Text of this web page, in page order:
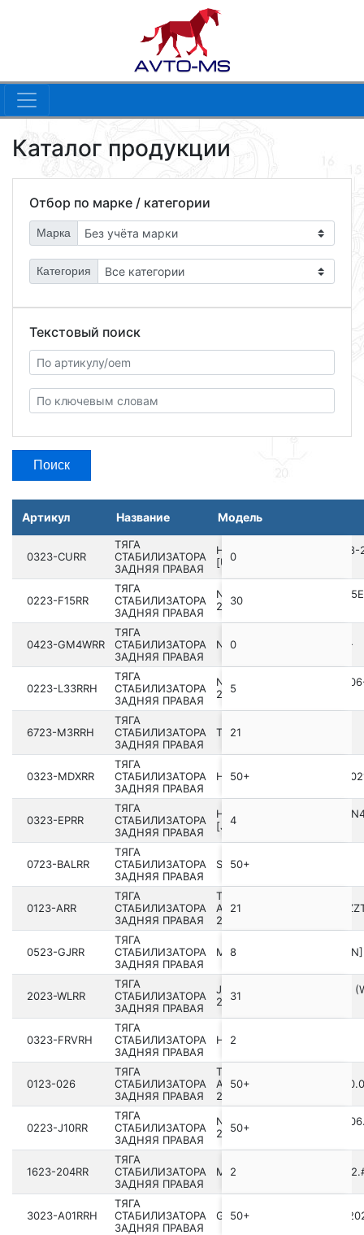
Каталог продукции
Отбор по марке / категории
Марка
Категория
Текстовый поиск
Поиск
Артикул Название Модель
0323-CURR
ТЯГА
СТАБИЛИЗАТОРА
ЗАДНЯЯ ПРАВАЯ
HONDA ACCORD CP2 2008­-
[US]
0
0223-F15RR
ТЯГА
СТАБИЛИЗАТОРА
ЗАДНЯЯ ПРАВАЯ
NISSAN JUKE UK MAKE F15E
2010.07- [ER]
30
0423-GM4WRR
ТЯГА
СТАБИЛИЗАТОРА
ЗАДНЯЯ ПРАВАЯ
NISSAN X-TRAIL T33 202­2-
0
0223-L33RRH
ТЯГА
СТАБИЛИЗАТОРА
ЗАДНЯЯ ПРАВАЯ
NISSAN ALTIMA L33
2018.10 [GL]
5
6723-M3RRH
ТЯГА
СТАБИЛИЗАТОРА
ЗАДНЯЯ ПРАВАЯ
TESLA MODEL 3
21
0323-MDXRR
ТЯГА
СТАБИЛИЗАТОРА
ЗАДНЯЯ ПРАВАЯ
HONDA PILOT YF6 2016­-
50+
0323-EPRR
ТЯГА
СТАБИЛИЗАТОРА
ЗАДНЯЯ ПРАВАЯ
HONDA STREAM ALMAS
[JP]
4
0723-BALRR
ТЯГА
СТАБИЛИЗАТОРА
ЗАДНЯЯ ПРАВАЯ
SUZUKI ESTEEM SY418-5
50+
0123-ARR
ТЯГА
СТАБИЛИЗАТОРА
ЗАДНЯЯ ПРАВАЯ
TOYOTA AVENSIS
2003.01-2008.11 [EU]
21
0523-GJRR
ТЯГА
СТАБИЛИЗАТОРА
ЗАДНЯЯ ПРАВАЯ
MAZDA CX-5 KE 2011- [GEN]
8
2023-WLRR
ТЯГА
СТАБИЛИЗАТОРА
ЗАДНЯЯ ПРАВАЯ
JEEP GRAND CHEROKEE V
2021-
31
0323-FRVRH
ТЯГА
СТАБИЛИЗАТОРА
ЗАДНЯЯ ПРАВАЯ
HONDA EDIX BE3 [JP]
2
0123-026
ТЯГА
СТАБИЛИЗАТОРА
ЗАДНЯЯ ПРАВАЯ
TOYOTA RAV4
ACA2#,CLA2#,ZCA2#
2005.11 [GR]
50+
0223-J10RR
ТЯГА
СТАБИЛИЗАТОРА
ЗАДНЯЯ ПРАВАЯ
NISSAN QASHQAI J10E
2013.12 [EL]
50+
1623-204RR
ТЯГА
СТАБИЛИЗАТОРА
ЗАДНЯЯ ПРАВАЯ
MERCEDES BENZ E 250
2
3023-A01RRH
ТЯГА
СТАБИЛИЗАТОРА
ЗАДНЯЯ ПРАВАЯ
GREAT WALL JOLION A01
50+